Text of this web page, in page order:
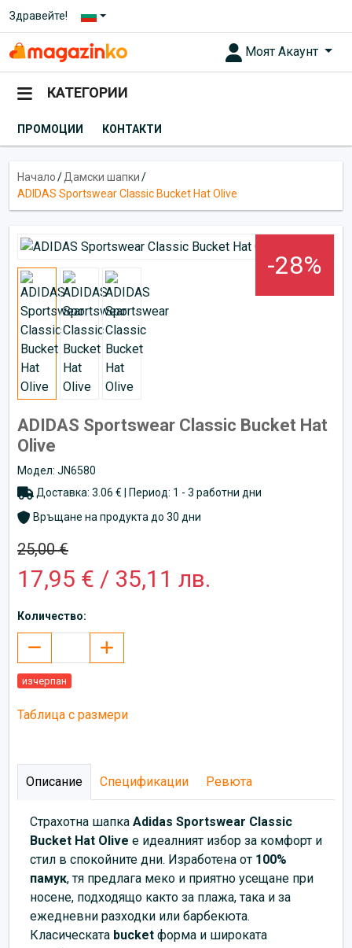
Здравейте!
Моят Акаунт
КАТЕГОРИИ
ПРОМОЦИИ КОНТАКТИ
Начало/Дамски шапки/
ADIDAS Sportswear Classic Bucket Hat Olive
-28%
ADIDAS Sportswear Classic Bucket Hat
Olive
Модел: JN6580
Доставка: 3.06 € | Период: 1 - 3 работни дни
Връщане на продукта до 30 дни
25,00 €
17,95 € / 35,11 лв.
Количество:
изчерпан
Таблица с размери
Описание Спецификации Ревюта
Страхотна шапка Adidas Sportswear Classic
Bucket Hat Olive е идеалният избор за комфорт и
стил в спокойните дни. Изработена от 100%
памук, тя предлага меко и приятно усещане при
носене, подходящо както за плажа, така и за
ежедневни разходки или барбекюта.
Класическата bucket форма и широката